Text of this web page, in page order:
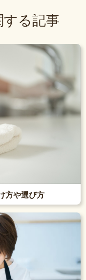
する記事
方や選び方